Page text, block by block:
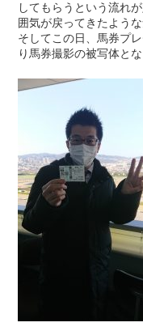
してもらうという流れ
囲気が戻ってきたような
そしてこの日、馬券プ
り馬券撮影の被写体と